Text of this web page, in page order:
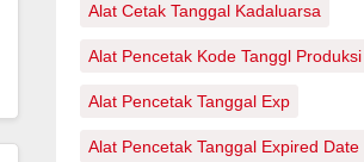
Alat Cetak Tanggal Kadaluarsa
Alat Pencetak Kode Tanggl Produksi
Alat Pencetak Tanggal Exp
Alat Pencetak Tanggal Expired Date